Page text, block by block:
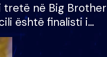
tretë në Big Brother
është finalisti i
lë shtëpinë